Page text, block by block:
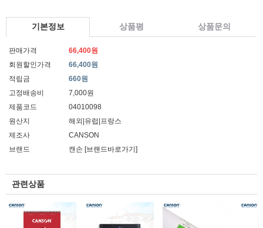
기본정보 상품평 상품문의
판매가격
66,400원
회원할인가격
66,400원
적립금
660원
고정배송비
7,000원
제품코드
04010098
원산지
해외|유럽|프랑스
제조사
CANSON
브랜드
캔손 [브랜드바로가기]
관련상품